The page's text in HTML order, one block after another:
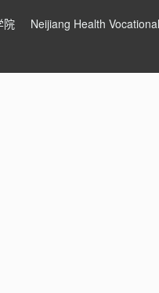
院 Neijiang Health